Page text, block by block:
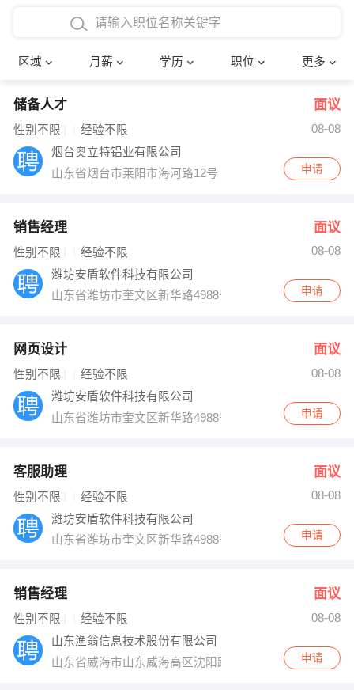
区域 月薪 学历 职位 更多
4000-5000元
8000-12000元
12000-20000元
博士
文员
财务会计
网络IT
快递员
收银员 技术员/工程师
出纳
编辑
跟单
其他职位
确定
储备人才 面议
性别不限 经验不限
08-08
烟台奥立特铝业有限公司
山东省烟台市莱阳市海河路12号
申请
销售经理 面议
性别不限 经验不限
08-08
潍坊安盾软件科技有限公司
山东省潍坊市奎文区新华路4988号五洲时代城B-1116
申请
网页设计 面议
性别不限 经验不限
08-08
潍坊安盾软件科技有限公司
山东省潍坊市奎文区新华路4988号五洲时代城B-1116
申请
客服助理 面议
性别不限 经验不限
08-08
潍坊安盾软件科技有限公司
山东省潍坊市奎文区新华路4988号五洲时代城B-1116
申请
销售经理 面议
性别不限 经验不限
08-08
山东渔翁信息技术股份有限公司
山东省威海市山东威海高区沈阳路108＃创业大厦1102室
申请